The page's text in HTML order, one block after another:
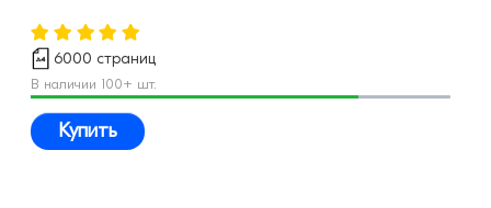
6000 страниц
В наличии 100+ шт.
Купить